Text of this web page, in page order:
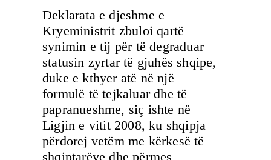
Deklarata e djeshme e
Kryeministrit zbuloi qartë
synimin e tij për të degraduar
statusin zyrtar të gjuhës shqipe,
duke e kthyer atë në një
formulë të tejkaluar dhe të
papranueshme, siç ishte në
Ligjin e vitit 2008, ku shqipja
përdorej vetëm me kërkesë të
shqiptarëve dhe përmes